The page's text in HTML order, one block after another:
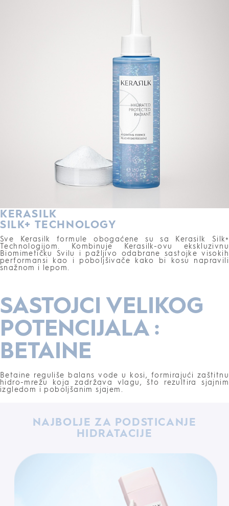
KERASILK
SILK+ TECHNOLOGY
Sve Kerasilk formule obogaćene su sa Kerasilk Silk+
Technologijom. Kombinuje Kerasilk-ovu ekskluzivnu
Biomimetičku Svilu i pažljivo odabrane sastojke visokih
performansi kao i poboljšivače kako bi kosu napravili
snažnom i lepom.
SASTOJCI VELIKOG
POTENCIJALA :
BETAINE
Betaine reguliše balans vode u kosi, formirajući zaštitnu
hidro-mrežu koja zadržava vlagu, što rezultira sjajnim
izgledom i poboljšanim sjajem.
NAJBOLJE ZA PODSTICANJE
HIDRATACIJE